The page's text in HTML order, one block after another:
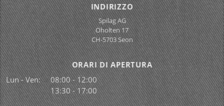
INDIRIZZO
Spilag AG
Oholten 17
CH-5703 Seon
ORARI DI APERTURA
Lun - Ven:
08:00 - 12:00
13:30 - 17:00